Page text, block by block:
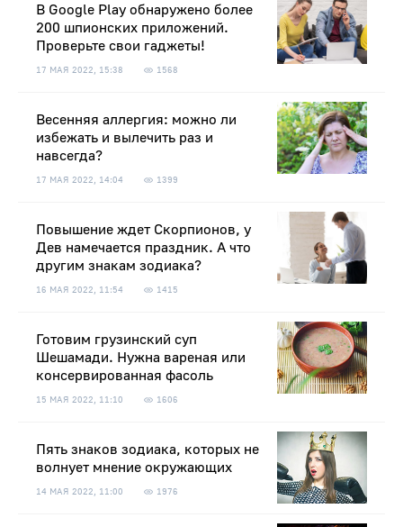
В Google Play обнаружено более
200 шпионских приложений.
Проверьте свои гаджеты!
17 МАЯ 2022, 15:38 1568
Весенняя аллергия: можно ли
избежать и вылечить раз и
навсегда?
17 МАЯ 2022, 14:04 1399
Повышение ждет Скорпионов, у
Дев намечается праздник. А что
другим знакам зодиака?
16 МАЯ 2022, 11:54 1415
Готовим грузинский суп
Шешамади. Нужна вареная или
консервированная фасоль
15 МАЯ 2022, 11:10 1606
Пять знаков зодиака, которых не
волнует мнение окружающих
14 МАЯ 2022, 11:00 1976